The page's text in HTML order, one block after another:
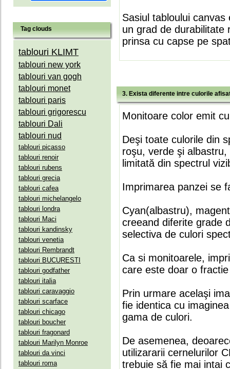
Tag clouds
tablouri KLIMT
tablouri new york
tablouri van gogh
tablouri monet
tablouri paris
tablouri grigorescu
tablouri Dali
tablouri nud
tablouri picasso
tablouri renoir
tablouri rubens
tablouri grecia
tablouri cafea
tablouri michelangelo
tablouri londra
tablouri Maci
tablouri kandinsky
tablouri venetia
tablouri Rembrandt
tablouri BUCURESTI
tablouri godfather
tablouri italia
tablouri caravaggio
tablouri scarface
tablouri chicago
tablouri boucher
tablouri fragonard
tablouri Marilyn Monroe
tablouri da vinci
tablouri roma
Sasiul tabloului
un grad de durabilitate
prinsa cu capse pe
3. Exista diferente intre culorile
Monitoare color emit
Deşi toate culorile din
roşu, verde şi
limitată din spectrul
Imprimarea panzei se
Cyan(albastru),
creeand diferite grade
selectiva de culori
Ca si monitoarele,
care este doar o
Prin urmare acelaşi
fie identica cu
gama de culori.
De asemenea,
utilizararii cernelurilor
trebuie să fie mai intai